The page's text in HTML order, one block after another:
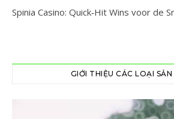
Spinia Casino: Quick‑Hit Wins voor de
GIỚI THIỆU CÁC LOẠI SẢN